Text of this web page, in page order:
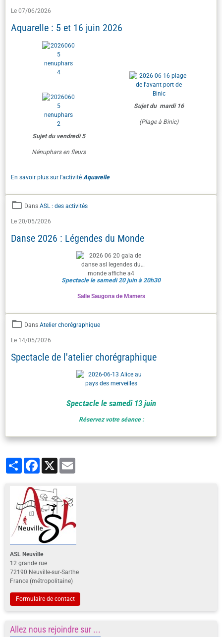
Le 07/06/2026
Aquarelle : 5 et 16 juin 2026
Sujet du vendredi 5
Nénuphars en fleurs
Sujet du mardi 16
(Plage à Binic)
En savoir plus sur l'activité Aquarelle
Dans ASL : des activités
Le 20/05/2026
Danse 2026 : Légendes du Monde
Spectacle le samedi 20 juin à 20h30
Salle Saugona de Mamers
Dans Atelier chorégraphique
Le 14/05/2026
Spectacle de l'atelier chorégraphique
Spectacle le samedi 13 juin
Réservez votre séance :
PartagerFacebook
X
ASL Neuville
12 grande rue
72190 Neuville-sur-Sarthe
France (métropolitaine)
Formulaire de contact
Allez nous rejoindre sur ...